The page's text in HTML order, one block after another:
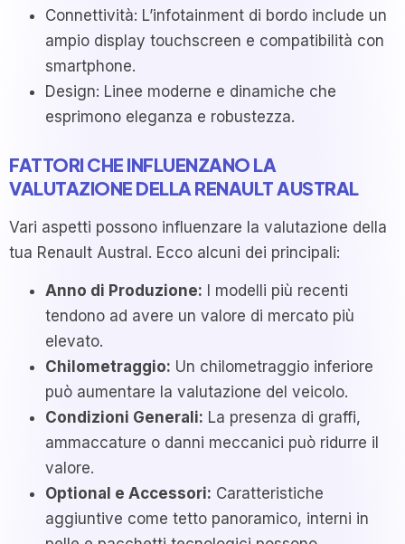
Connettività: L’infotainment di bordo include un
ampio display touchscreen e compatibilità con
smartphone.
Design: Linee moderne e dinamiche che
esprimono eleganza e robustezza.
FATTORI CHE INFLUENZANO LA
VALUTAZIONE DELLA RENAULT AUSTRAL
Vari aspetti possono influenzare la valutazione della
tua Renault Austral. Ecco alcuni dei principali:
Anno di Produzione: I modelli più recenti
tendono ad avere un valore di mercato più
elevato.
Chilometraggio: Un chilometraggio inferiore
può aumentare la valutazione del veicolo.
Condizioni Generali: La presenza di graffi,
ammaccature o danni meccanici può ridurre il
valore.
Optional e Accessori: Caratteristiche
aggiuntive come tetto panoramico, interni in